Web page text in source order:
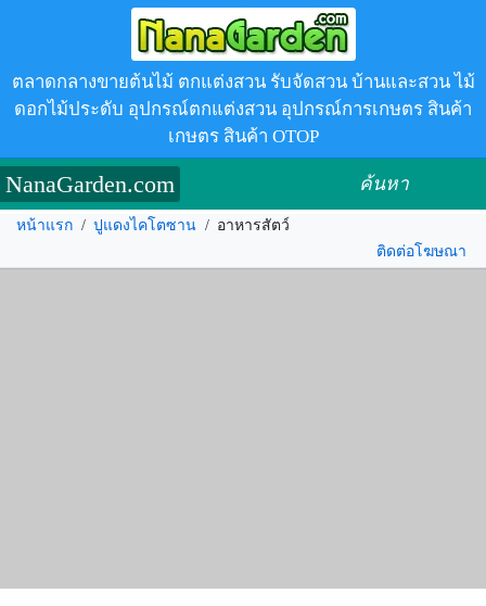
ตลาดกลางขายต้นไม้ ตกแต่งสวน รับจัดสวน บ้านและสวน ไม้
ดอกไม้ประดับ อุปกรณ์ตกแต่งสวน อุปกรณ์การเกษตร สินค้า
เกษตร สินค้า OTOP
NanaGarden.com ค้นหา
หน้าแรก / ปูแดงไคโตซาน / อาหารสัตว์
ติดต่อโฆษณา